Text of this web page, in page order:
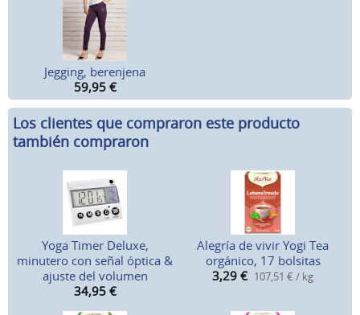
Jegging, berenjena
59,95 €
Los clientes que compraron este producto
también compraron
Yoga Timer Deluxe,
minutero con señal óptica &
ajuste del volumen
34,95 €
Alegría de vivir Yogi Tea
orgánico, 17 bolsitas
3,29 € 107,51 € / kg